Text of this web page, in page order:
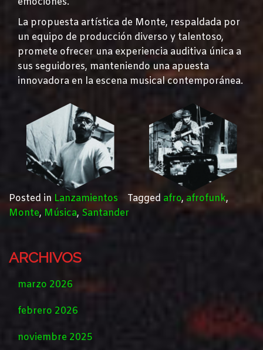
La propuesta artística de Monte, respaldada por
un equipo de producción diverso y talentoso,
promete ofrecer una experiencia auditiva única a
sus seguidores, manteniendo una apuesta
innovadora en la escena musical contemporánea.
Posted in Lanzamientos Tagged afro, afrofunk,
Monte, Música, Santander
ARCHIVOS
marzo 2026
febrero 2026
noviembre 2025